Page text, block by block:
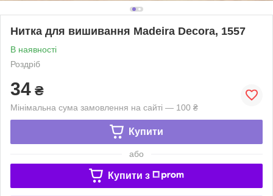
Нитка для вишивання Madeira Decora, 1557
В наявності
Роздріб
34 ₴
Мінімальна сума замовлення на сайті — 100 ₴
Купити
або
Купити з